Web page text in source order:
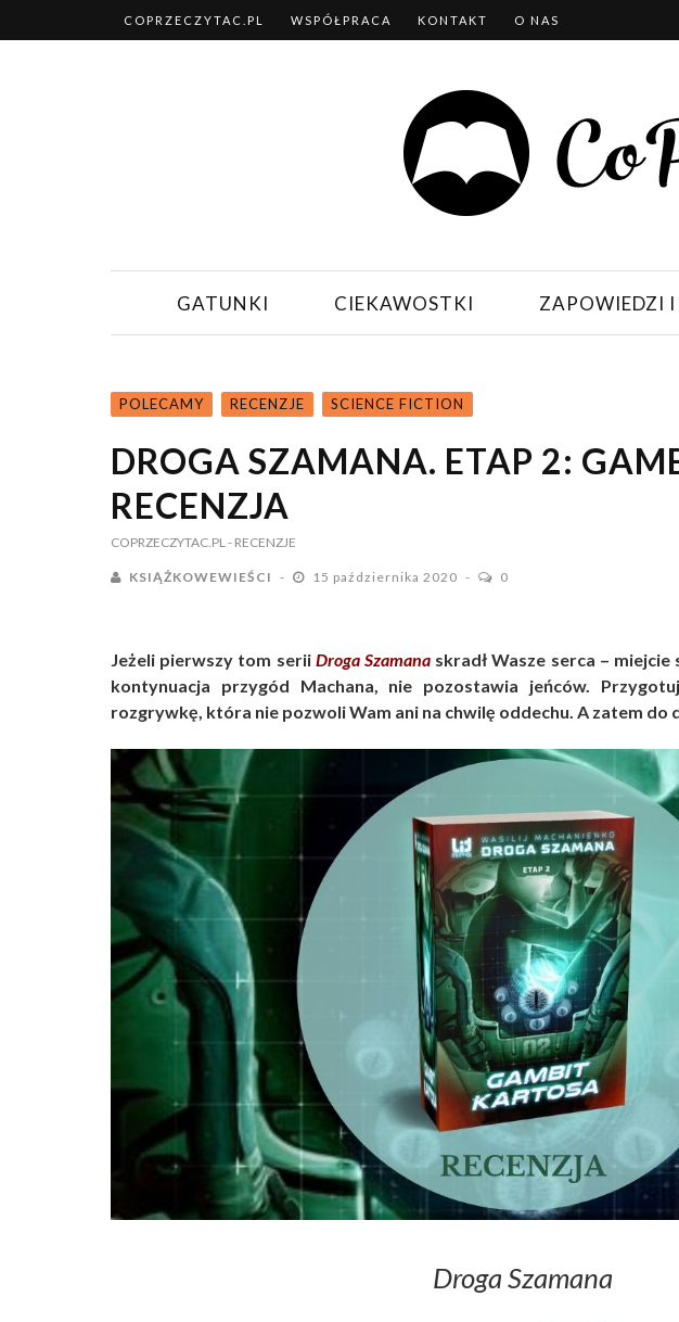
COPRZECZYTAC.PL WSPÓŁPRACA KONTAKT O NAS
GATUNKI CIEKAWOSTKI ZAPOWIEDZI
POLECAMY RECENZJE SCIENCE FICTION
DROGA SZAMANA. ETAP 2:
RECENZJA
COPRZECZYTAC.PL- RECENZJE
KSIĄŻKOWEWIEŚCI 15 października 2020 0
Jeżeli pierwszy tom serii Droga Szamana skradł Wasze serca – miejcie
kontynuacja przygód Machana, nie pozostawia jeńców.
rozgrywkę, która nie pozwoli Wam ani na chwilę oddechu. A zatem do
Droga Szamana